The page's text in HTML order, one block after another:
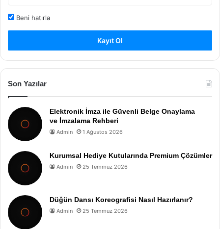
Beni hatırla
Kayıt Ol
Son Yazılar
Elektronik İmza ile Güvenli Belge Onaylama
ve İmzalama Rehberi
Admin 1 Ağustos 2026
Kurumsal Hediye Kutularında Premium Çözümler
Admin 25 Temmuz 2026
Düğün Dansı Koreografisi Nasıl Hazırlanır?
Admin 25 Temmuz 2026